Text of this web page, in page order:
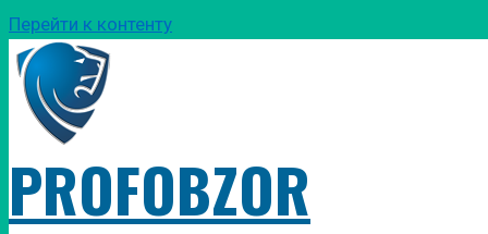
Перейти к контенту
PROFOBZOR